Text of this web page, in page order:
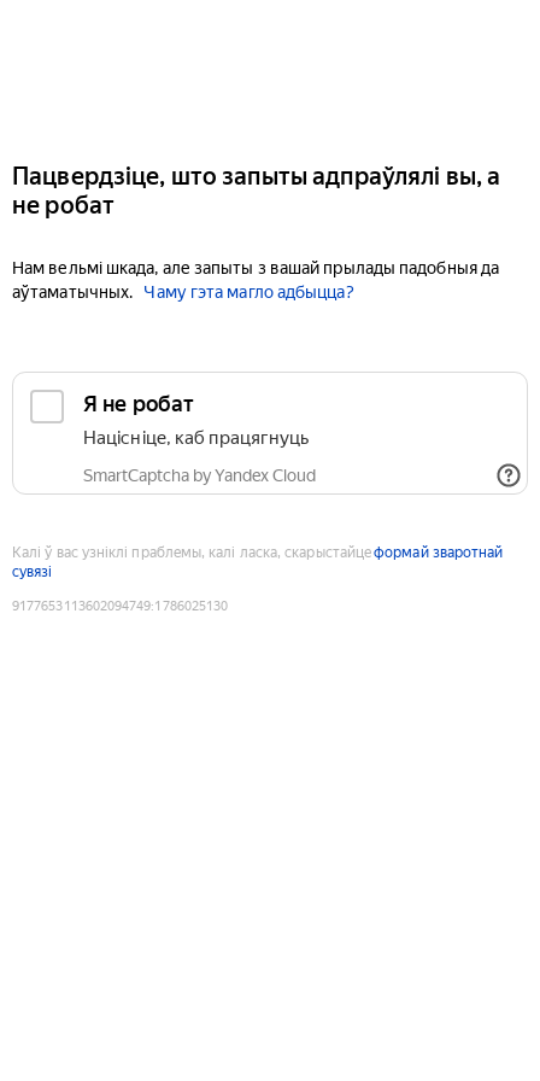
Пацвердзіце, што запыты адпраўлялі вы, а
не робат
Нам вельмі шкада, але запыты з вашай прылады падобныя да
аўтаматычных.
Чаму гэта магло адбыцца?
Я не робат
Націсніце, каб працягнуць
SmartCaptcha by Yandex Cloud
Калі ў вас узніклі праблемы, калі ласка, скарыстайцеформай зваротнай
сувязі
9177653113602094749:1786025130